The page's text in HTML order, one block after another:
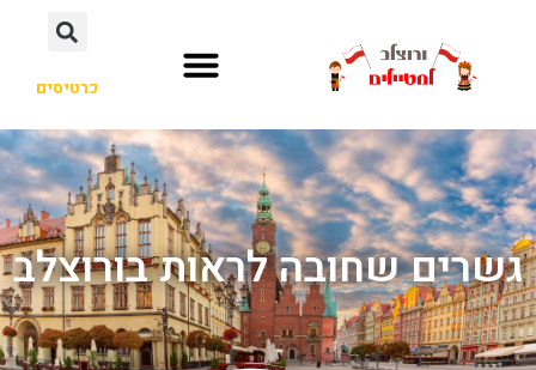
כרטיסים
גשרים שחובה לראות בורוצלב